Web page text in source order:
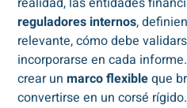
reguladores internos,
relevante, cómo debe
incorporarse en cada
crear unmarco flexibleque
convertirse en un corsé rígido.